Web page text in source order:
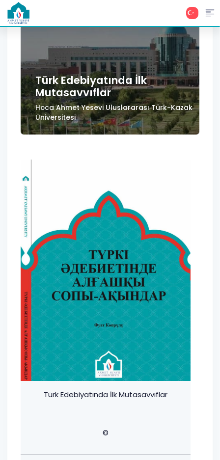
Türk Edebiyatında İlk
Mutasavvıflar
Hoca Ahmet Yesevi Uluslararası Türk-Kazak
Üniversitesi
Türk Edebiyatında İlk Mutasavvıflar
©